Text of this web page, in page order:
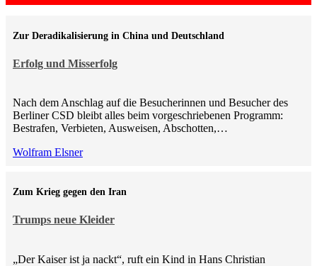
Erfolg und Misserfolg
Zur Deradikalisierung in China und Deutschland
Nach dem Anschlag auf die Besucherinnen und Besucher des
Berliner CSD bleibt alles beim vorgeschriebenen Programm:
Bestrafen, Verbieten, Ausweisen, Abschotten,…
Wolfram Elsner
Trumps neue Kleider
Zum Krieg gegen den Iran
„Der Kaiser ist ja nackt“, ruft ein Kind in Hans Christian